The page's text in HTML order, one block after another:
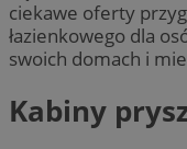
ciekawe oferty
łazienkowego dla
swoich domach i
Kabiny